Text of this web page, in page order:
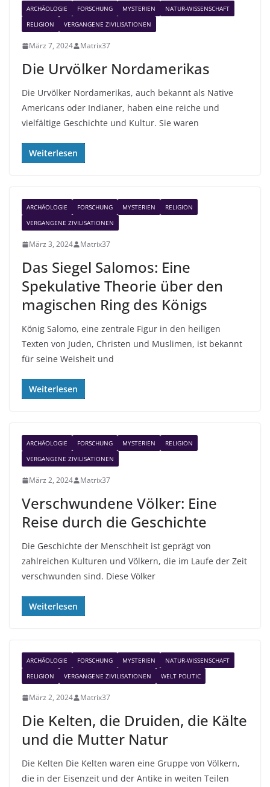
ARCHÄOLOGIE FORSCHUNG MYSTERIEN
NATUR-WISSENSCHAFT
RELIGION
VERGANGENE ZIVILISATIONEN
März 7, 2024 Matrix37
Die Urvölker Nordamerikas
Die Urvölker Nordamerikas, auch bekannt als Native
Americans oder Indianer, haben eine reiche und
vielfältige Geschichte und Kultur. Sie waren
Weiterlesen
ARCHÄOLOGIE FORSCHUNG MYSTERIEN
RELIGION
VERGANGENE ZIVILISATIONEN
März 3, 2024 Matrix37
Das Siegel Salomos: Eine
Spekulative Theorie über den
magischen Ring des Königs
König Salomo, eine zentrale Figur in den heiligen
Texten von Juden, Christen und Muslimen, ist bekannt
für seine Weisheit und
Weiterlesen
ARCHÄOLOGIE FORSCHUNG MYSTERIEN
RELIGION
VERGANGENE ZIVILISATIONEN
März 2, 2024 Matrix37
Verschwundene Völker: Eine
Reise durch die Geschichte
Die Geschichte der Menschheit ist geprägt von
zahlreichen Kulturen und Völkern, die im Laufe der Zeit
verschwunden sind. Diese Völker
Weiterlesen
ARCHÄOLOGIE FORSCHUNG MYSTERIEN
NATUR-WISSENSCHAFT
RELIGION
VERGANGENE ZIVILISATIONEN WELT POLITIC
März 2, 2024 Matrix37
Die Kelten, die Druiden, die Kälte
und die Mutter Natur
Die Kelten Die Kelten waren eine Gruppe von Völkern,
die in der Eisenzeit und der Antike in weiten Teilen